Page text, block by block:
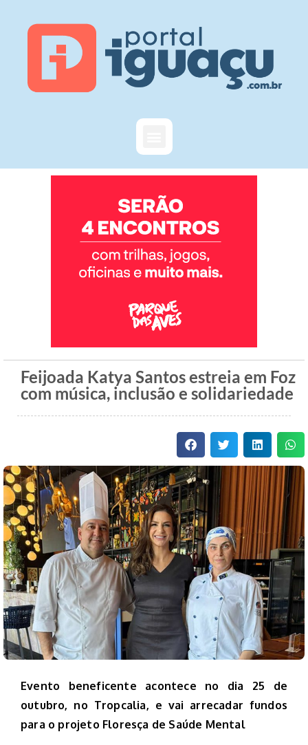
Feijoada Katya Santos estreia em Foz
com música, inclusão e solidariedade
Evento beneficente acontece no dia 25 de
outubro, no Tropcalia, e vai arrecadar fundos
para o projeto Floresça de Saúde Mental